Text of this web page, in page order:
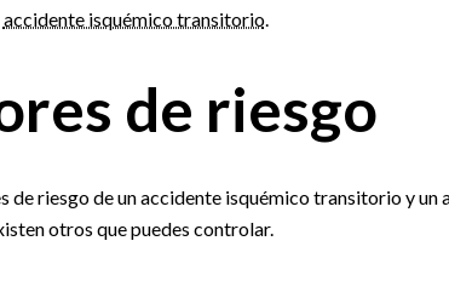
accidente isquémico transitorio.
de riesgo
de riesgo de un accidente isquémico transitorio y un
otros que puedes controlar.